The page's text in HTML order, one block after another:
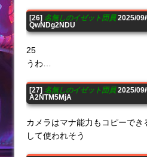
[26] 名無しのイゼット団員2025/09/
QwNDg2NDU
25
うわ…
[27] 名無しのイゼット団員2025/09/
A2NTM5MjA
カメラはマナ能力もコピーでき
して使われそう